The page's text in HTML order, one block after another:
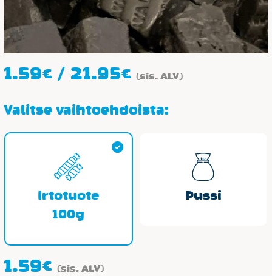
1.59€ / 21.95€Hintaluokka:
-
21.95€
(sis. ALV)
Valitse vaihtoehdoista:
Irtotuote
100g
Pussi
1.59€ (sis. ALV)